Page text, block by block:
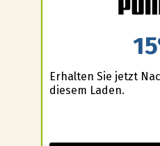
Erhalten Sie jetzt
diesem Laden.